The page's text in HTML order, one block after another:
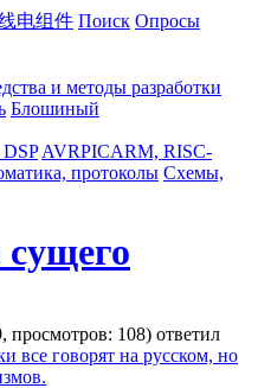
电组件 Поиск Опросы
и методы разработки
Блошиный
AVRPICARM, RISC-
протоколы Схемы,
просмотров: 108) ответил
все говорят на русском, но